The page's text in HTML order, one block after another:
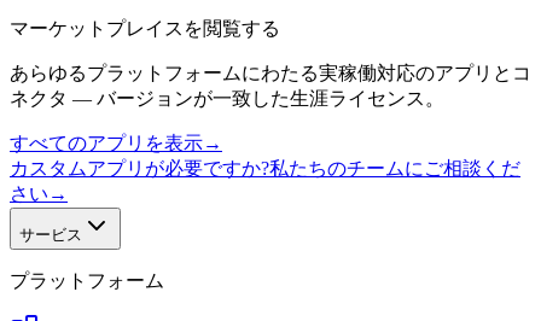
マーケットプレイスを閲覧する
あらゆるプラットフォームにわたる実稼働対応のアプリとコ
ネクタ — バージョンが一致した生涯ライセンス。
すべてのアプリを表示→
カスタムアプリが必要ですか?私たちのチームにご相談くだ
さい →
サービス
プラットフォーム